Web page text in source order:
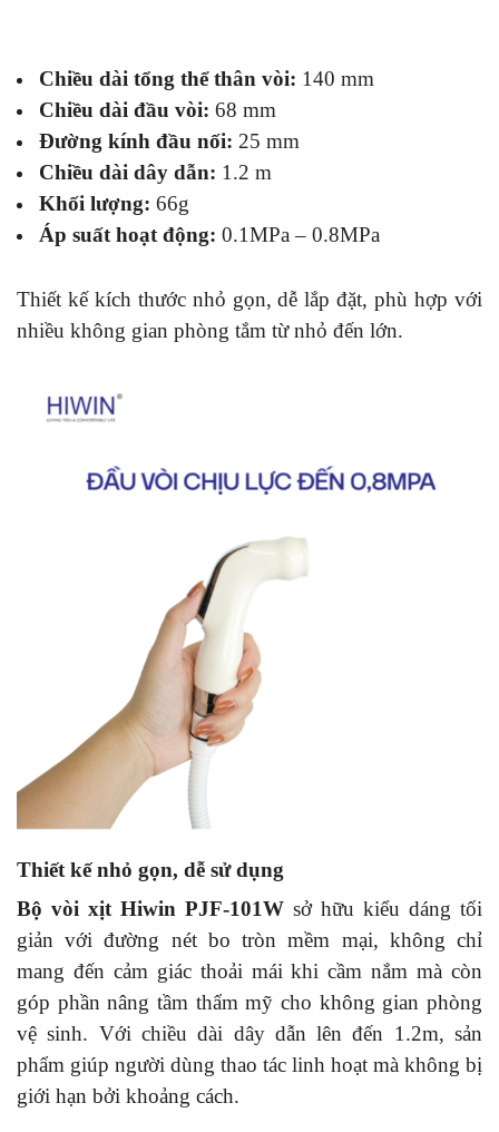
Chiều dài tổng thể thân vòi: 140 mm
Chiều dài đầu vòi: 68 mm
Đường kính đầu nối: 25 mm
Chiều dài dây dẫn: 1.2 m
Khối lượng: 66g
Áp suất hoạt động: 0.1MPa – 0.8MPa
Thiết kế kích thước nhỏ gọn, dễ lắp đặt, phù hợp với
nhiều không gian phòng tắm từ nhỏ đến lớn.
Thiết kế nhỏ gọn, dễ sử dụng
Bộ vòi xịt Hiwin PJF-101W sở hữu kiểu dáng tối
giản với đường nét bo tròn mềm mại, không chỉ
mang đến cảm giác thoải mái khi cầm nắm mà còn
góp phần nâng tầm thẩm mỹ cho không gian phòng
vệ sinh. Với chiều dài dây dẫn lên đến 1.2m, sản
phẩm giúp người dùng thao tác linh hoạt mà không bị
giới hạn bởi khoảng cách.